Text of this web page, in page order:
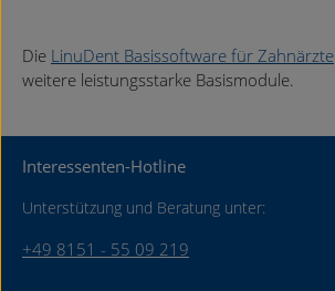
Die LinuDent Basissoftware für Zahnärzte
weitere leistungsstarke Basismodule.
Interessenten-Hotline
Unterstützung und Beratung unter:
+49 8151 - 55 09 219